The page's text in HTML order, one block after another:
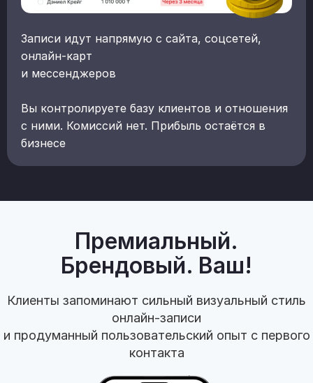
Записи идут напрямую с сайта, соцсетей,
онлайн-карт
и мессенджеров
Вы контролируете базу клиентов и отношения
с ними. Комиссий нет. Прибыль остаётся в
бизнесе
Премиальный.
Брендовый. Ваш!
Клиенты запоминают сильный визуальный стиль
онлайн-записи
и продуманный пользовательский опыт с первого
контакта